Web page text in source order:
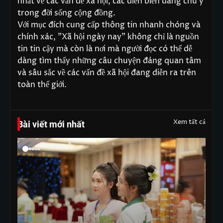
trong đời sống cộng đồng.
Với mục đích cung cấp thông tin nhanh chóng và
chính xác, "Xã hội ngày nay" không chỉ là nguồn
tin tin cậy mà còn là nơi mà người đọc có thể dễ
dàng tìm thấy những câu chuyện đáng quan tâm
và sâu sắc về các vấn đề xã hội đang diễn ra trên
toàn thế giới.
Bài viết mới nhất Xem tất cả